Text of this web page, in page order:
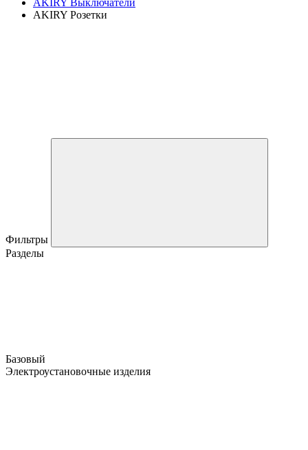
AKIRY Розетки
Фильтры
Разделы
Базовый
Электроустановочные изделия